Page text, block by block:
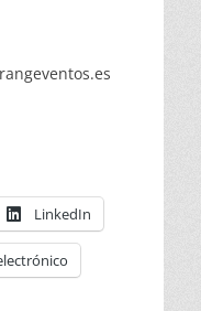
LinkedIn